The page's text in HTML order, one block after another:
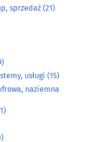
sprzedaż (21)
usługi (15)
naziemna